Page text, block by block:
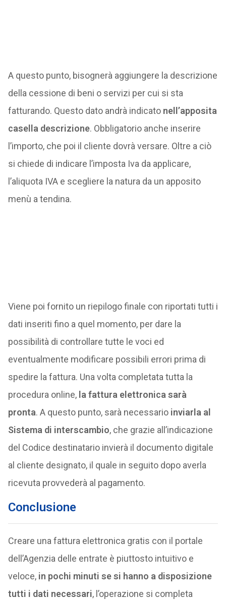
A questo punto, bisognerà aggiungere la descrizione
della cessione di beni o servizi per cui si sta
fatturando. Questo dato andrà indicato nell’apposita
casella descrizione. Obbligatorio anche inserire
l’importo, che poi il cliente dovrà versare. Oltre a ciò
si chiede di indicare l’imposta Iva da applicare,
l’aliquota IVA e scegliere la natura da un apposito
menù a tendina.
Viene poi fornito un riepilogo finale con riportati tutti i
dati inseriti fino a quel momento, per dare la
possibilità di controllare tutte le voci ed
eventualmente modificare possibili errori prima di
spedire la fattura. Una volta completata tutta la
procedura online, la fattura elettronica sarà
pronta. A questo punto, sarà necessario inviarla al
Sistema di interscambio, che grazie all’indicazione
del Codice destinatario invierà il documento digitale
al cliente designato, il quale in seguito dopo averla
ricevuta provvederà al pagamento.
Conclusione
Creare una fattura elettronica gratis con il portale
dell’Agenzia delle entrate è piuttosto intuitivo e
veloce, in pochi minuti se si hanno a disposizione
tutti i dati necessari, l’operazione si completa